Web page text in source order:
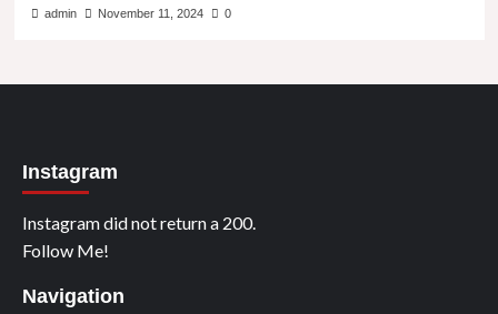
admin November 11, 2024 0
Instagram
Instagram did not return a 200.
Follow Me!
Navigation